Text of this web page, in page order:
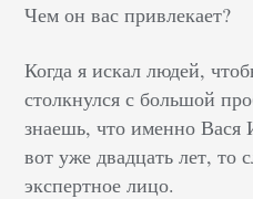
Чем он вас привлекает?
Когда я искал людей,
столкнулся с большой
знаешь, что именно Вася
вот уже двадцать лет, то
экспертное лицо.